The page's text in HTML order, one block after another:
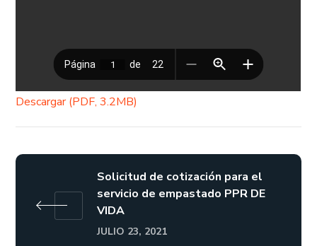
Descargar (PDF, 3.2MB)
Solicitud de cotización para el
servicio de empastado PPR DE
VIDA
JULIO 23, 2021